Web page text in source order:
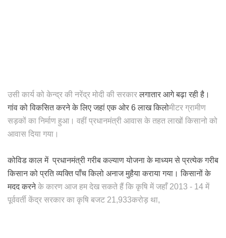
उसी कार्य को केन्द्र की नरेंद्र मोदी की सरकारलगातार आगे बढ़ा रही है।
गांव को विकसित करने के लिए जहां एक ओर 6 लाख किलोमीटर ग्रामीण
सड़कों का निर्माण हुआ। वहीं प्रधानमंत्री आवास के तहत लाखों किसानो को
आवास दिया गया।
कोविड काल में प्रधानमंत्री गरीब कल्याण योजना के माध्यम से प्रत्येक गरीब
किसान को प्रति व्यक्ति पाँच किलो अनाज मुहैया कराया गया। किसानों के
मदद करनेके कारण आज हम देख सकते हैं कि कृषि में जहाँ 2013 - 14 में
पूर्ववर्ती केंद्र सरकार का कृषि बजट 21,933करोड़ था,